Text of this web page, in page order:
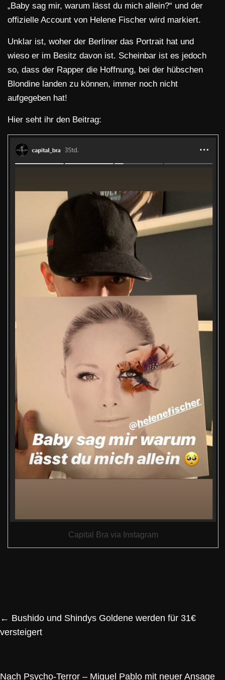
„Baby sag mir, warum lässt du mich allein?“ und der
offizielle Account von Helene Fischer wird markiert.
Unklar ist, woher der Berliner das Portrait hat und
wieso er im Besitz davon ist. Scheinbar ist es jedoch
so, dass der Rapper die Hoffnung, bei der hübschen
Blondine landen zu können, immer noch nicht
aufgegeben hat!
Hier seht ihr den Beitrag:
Capital Bra via Instagram
← Bushido und Shindys Goldene werden für 31€
versteigert
Nach Psycho-Terror – Miguel Pablo mit neuer Ansage